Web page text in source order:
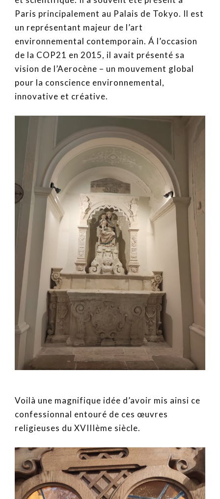
Paris principalement au Palais de Tokyo. Il est
un représentant majeur de l’art
environnemental contemporain. Á l’occasion
de la COP21 en 2015, il avait présenté sa
vision de l’Aerocène – un mouvement global
pour la conscience environnemental,
innovative et créative.
Voilà une magnifique idée d’avoir mis ainsi ce
confessionnal entouré de ces œuvres
religieuses du XVIIIème siècle.